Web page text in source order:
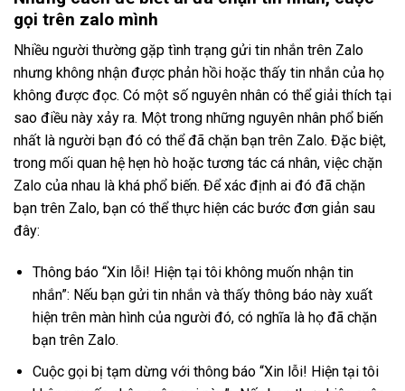
gọi trên zalo mình
Nhiều người thường gặp tình trạng gửi tin nhắn trên Zalo
nhưng không nhận được phản hồi hoặc thấy tin nhắn của họ
không được đọc. Có một số nguyên nhân có thể giải thích tại
sao điều này xảy ra. Một trong những nguyên nhân phổ biến
nhất là người bạn đó có thể đã chặn bạn trên Zalo. Đặc biệt,
trong mối quan hệ hẹn hò hoặc tương tác cá nhân, việc chặn
Zalo của nhau là khá phổ biến. Để xác định ai đó đã chặn
bạn trên Zalo, bạn có thể thực hiện các bước đơn giản sau
đây:
Thông báo “Xin lỗi! Hiện tại tôi không muốn nhận tin
nhắn”: Nếu bạn gửi tin nhắn và thấy thông báo này xuất
hiện trên màn hình của người đó, có nghĩa là họ đã chặn
bạn trên Zalo.
Cuộc gọi bị tạm dừng với thông báo “Xin lỗi! Hiện tại tôi